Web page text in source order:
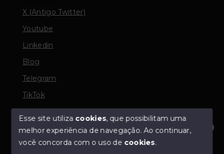
Olá! Estamos disponíveis para te ajudar.
X (Antigo Twitter)
Youtube
Linkedin
Blog
Telegram
TikTok
© Copyright 2026 - TORQUATO ∴ Corretor de Imóveis
- CRECI 42643f | 136.004f Perito Avaliador CNAI 37357
Esse site utiliza cookies, que possibilitam uma
melhor experiência de navegação.Ao continuar,
você concorda com o uso de cookies.